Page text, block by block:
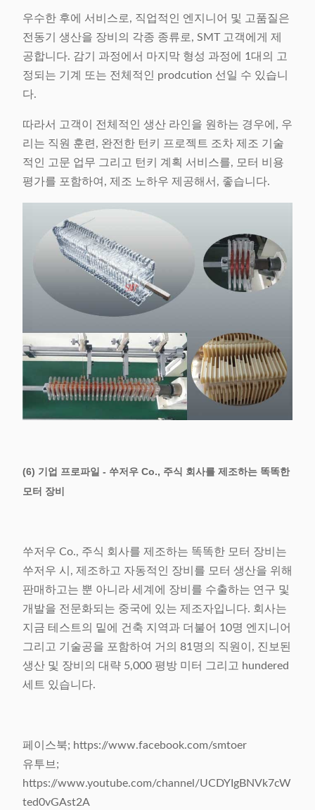
우수한 후에 서비스로, 직업적인 엔지니어 및 고품질은
전동기 생산을 장비의 각종 종류로, SMT 고객에게 제
공합니다. 감기 과정에서 마지막 형성 과정에 1대의 고
정되는 기계 또는 전체적인 prodcution 선일 수 있습니
다.
따라서 고객이 전체적인 생산 라인을 원하는 경우에, 우
리는 직원 훈련, 완전한 턴키 프로젝트 조차 제조 기술
적인 고문 업무 그리고 턴키 계획 서비스를, 모터 비용
평가를 포함하여, 제조 노하우 제공해서, 좋습니다.
(6) 기업 프로파일 - 쑤저우 Co., 주식 회사를 제조하는 똑똑한
모터 장비
쑤저우 Co., 주식 회사를 제조하는 똑똑한 모터 장비는
쑤저우 시, 제조하고 자동적인 장비를 모터 생산을 위해
판매하고는 뿐 아니라 세계에 장비를 수출하는 연구 및
개발을 전문화되는 중국에 있는 제조자입니다. 회사는
지금 테스트의 밑에 건축 지역과 더불어 10명 엔지니어
그리고 기술공을 포함하여 거의 81명의 직원이, 진보된
생산 및 장비의 대략 5,000 평방 미터 그리고 hundered
세트 있습니다.
페이스북; https://www.facebook.com/smtoer
유투브;
https://www.youtube.com/channel/UCDYIgBNVk7cW
ted0vGAst2A